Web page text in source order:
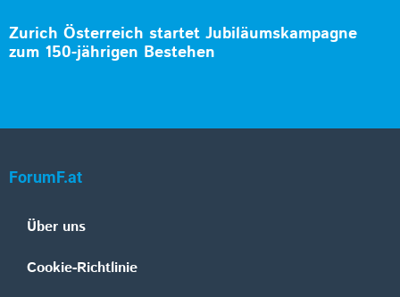
Zurich Österreich startet Jubiläumskampagne
zum 150-jährigen Bestehen
ForumF.at
Über uns
Cookie-Richtlinie